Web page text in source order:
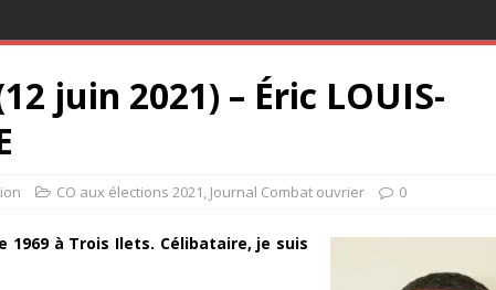
juin 2021) – Éric LOUIS-
CO aux élections 2021, Journal Combat ouvrier 0
1969 à Trois Ilets. Célibataire, je suis